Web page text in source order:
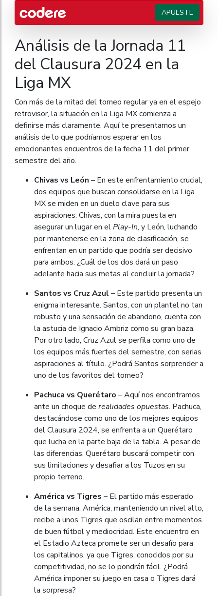
APUESTE
Análisis de la Jornada 11
del Clausura 2024 en la
Liga MX
Con más de la mitad del torneo regular ya en el espejo
retrovisor, la situación en la Liga MX comienza a
definirse más claramente. Aquí te presentamos un
análisis de lo que podríamos esperar en los
emocionantes encuentros de la fecha 11 del primer
semestre del año.
Chivas vs León – En este enfrentamiento crucial,
dos equipos que buscan consolidarse en la Liga
MX se miden en un duelo clave para sus
aspiraciones. Chivas, con la mira puesta en
asegurar un lugar en elPlay-In, y León, luchando
por mantenerse en la zona de clasificación, se
enfrentan en un partido que podría ser decisivo
para ambos. ¿Cuál de los dos dará un paso
adelante hacia sus metas al concluir la jornada?
Santos vs Cruz Azul – Este partido presenta un
enigma interesante. Santos, con un plantel no tan
robusto y una sensación de abandono, cuenta con
la astucia de Ignacio Ambriz como su gran baza.
Por otro lado, Cruz Azul se perfila como uno de
los equipos más fuertes del semestre, con serias
aspiraciones al título. ¿Podrá Santos sorprender a
uno de los favoritos del torneo?
Pachuca vs Querétaro – Aquí nos encontramos
ante un choque de realidades opuestas. Pachuca,
destacándose como uno de los mejores equipos
del Clausura 2024, se enfrenta a un Querétaro
que lucha en la parte baja de la tabla. A pesar de
las diferencias, Querétaro buscará competir con
sus limitaciones y desafiar a los Tuzos en su
propio terreno.
América vs Tigres – El partido más esperado
de la semana. América, manteniendo un nivel alto,
recibe a unos Tigres que oscilan entre momentos
de buen fútbol y mediocridad. Este encuentro en
el Estadio Azteca promete ser un desafío para
los capitalinos, ya que Tigres, conocidos por su
competitividad, no se lo pondrán fácil. ¿Podrá
América imponer su juego en casa o Tigres dará
la sorpresa?